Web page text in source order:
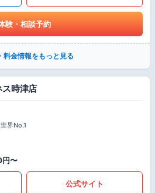
験・相談予約
料金情報をもっと見る
ス時津店
界No.1
〜
公式サイト